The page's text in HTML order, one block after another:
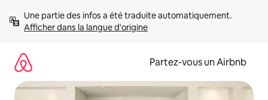
directement
Afficher dans la langue d'origine
Partez-vous un Airbnb